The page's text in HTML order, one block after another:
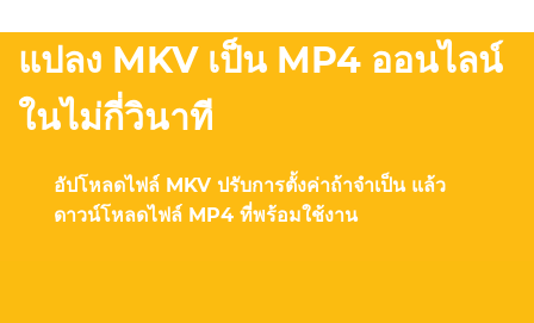
แปลง MKV เป็น MP4 ออนไลน์
ในไม่กี่วินาที
อัปโหลดไฟล์ MKV ปรับการตั้งค่าถ้าจำเป็น แล้ว
ดาวน์โหลดไฟล์ MP4 ที่พร้อมใช้งาน